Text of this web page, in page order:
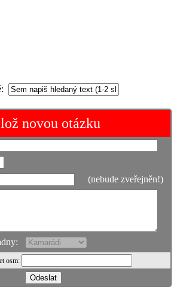
novou otázku
(nebude zveřejněn!)
osm: